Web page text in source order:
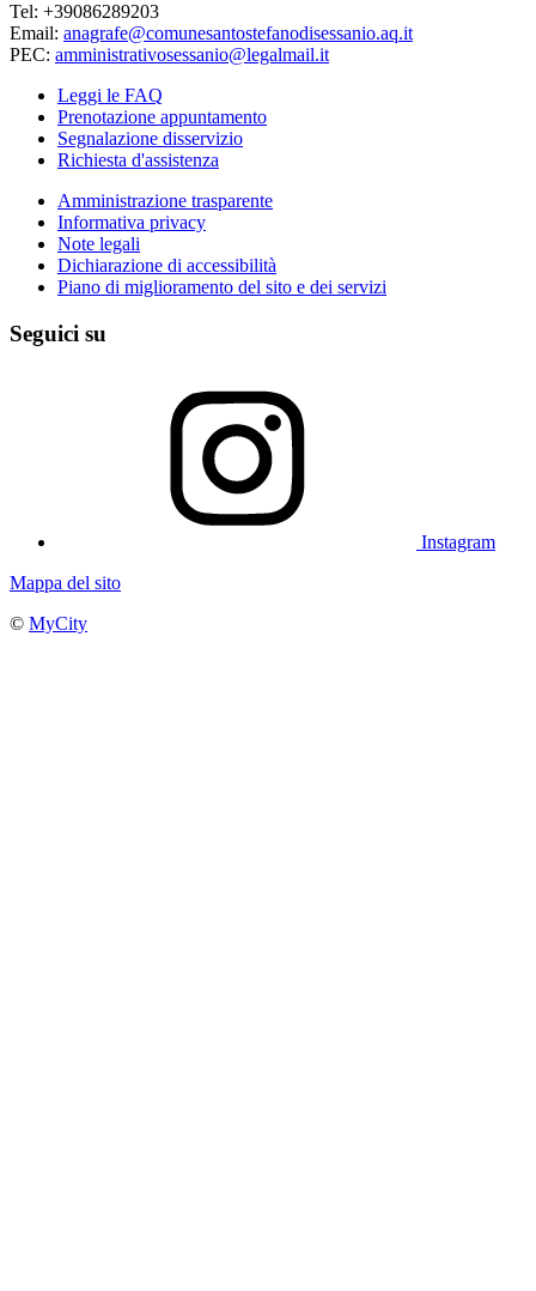
Tel: +39086289203
Email: anagrafe@comunesantostefanodisessanio.aq.it
PEC: amministrativosessanio@legalmail.it
Leggi le FAQ
Prenotazione appuntamento
Segnalazione disservizio
Richiesta d'assistenza
Amministrazione trasparente
Informativa privacy
Note legali
Dichiarazione di accessibilità
Piano di miglioramento del sito e dei servizi
Seguici su
Instagram
Mappa del sito
© MyCity